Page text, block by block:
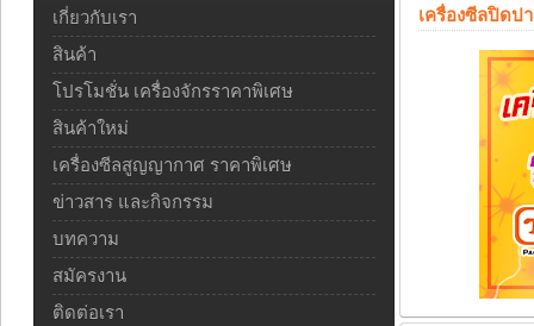
เครื่องซีลปิดป
เกี่ยวกับเรา
สินค้า
โปรโมชั่น เครื่องจักรราคาพิเศษ
สินค้าใหม่
เครื่องซีลสูญญากาศ ราคาพิเศษ
ข่าวสาร และกิจกรรม
บทความ
สมัครงาน
ติดต่อเรา